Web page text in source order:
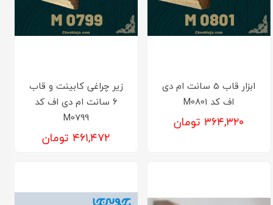
ابزار قاب 5 سانت ام دی
اف کد M0801
۳۶۴,۳۲۰ تومان
زیر چراغی کابینت و قاب
6 سانت ام دی اف کد
M0799
۴۶۱,۴۷۲ تومان